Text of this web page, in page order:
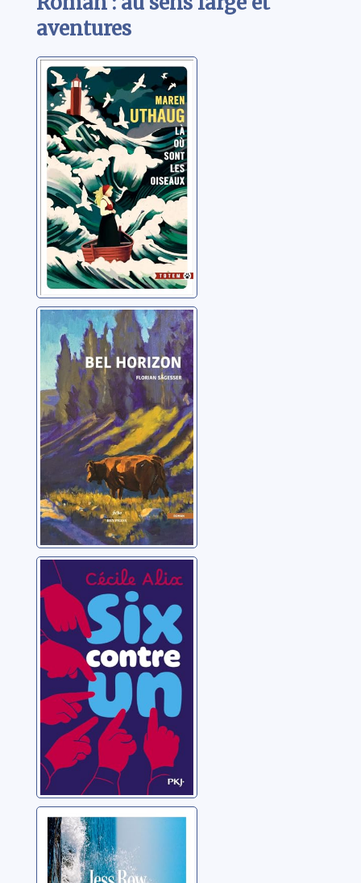
aventures
Là où sont les
oiseaux
Uthaug, Maren
Bel Horizon
Sägesser, Florian
Six contre un
Alix, Cécile
Un monde
nouveau
Row, Jess